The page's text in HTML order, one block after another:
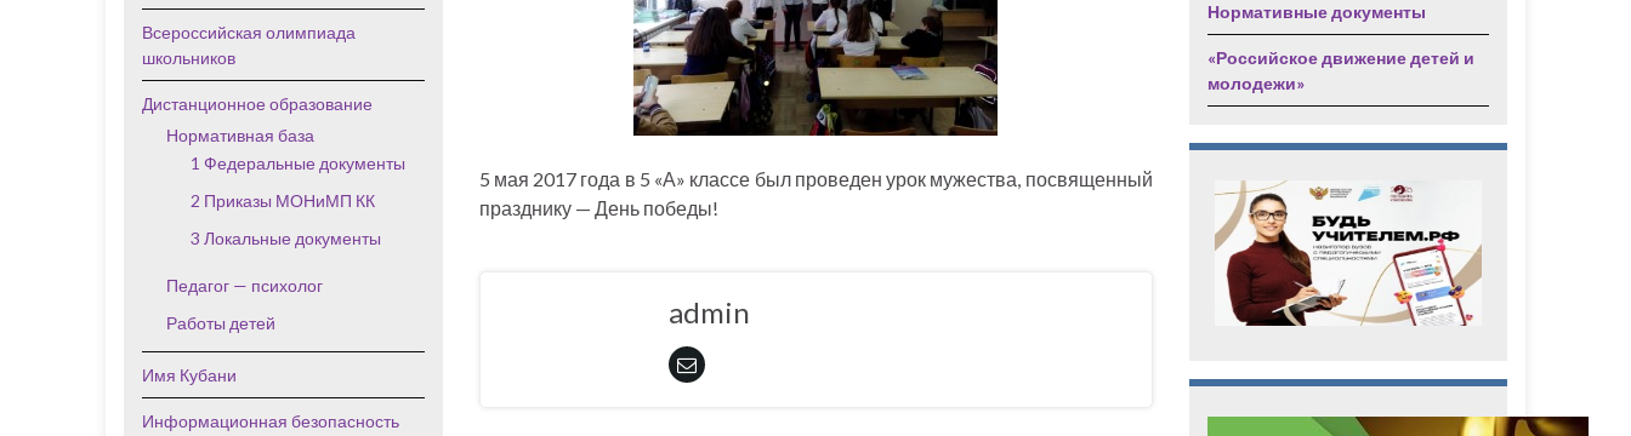
5 мая 2017 года в 5 «А» классе был проведен урок мужества, посвященный
празднику — День победы!
admin
Всероссийская олимпиада
школьников
Дистанционное образование
Нормативная база
1 Федеральные документы
2 Приказы МОНиМП КК
3 Локальные документы
Педагог — психолог
Работы детей
Имя Кубани
Информационная безопасность
Нормативные документы
«Российское движение детей и
молодежи»